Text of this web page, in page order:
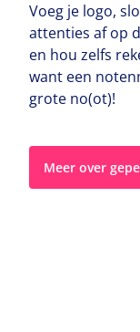
Voeg je logo,
attenties af op
en hou zelfs
want een
grote no(ot)!
Meer over